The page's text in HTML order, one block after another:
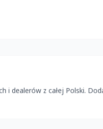
i dealerów z całej Polski.